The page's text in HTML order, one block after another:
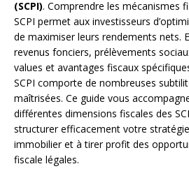
(SCPI). Comprendre les mécanismes
SCPI permet aux investisseurs
de maximiser leurs rendements nets.
revenus fonciers, prélèvements
values et avantages fiscaux
SCPI comporte de nombreuses
maîtrisées. Ce guide vous
différentes dimensions fiscales des
structurer efficacement votre
immobilier et à tirer profit des
fiscale légales.